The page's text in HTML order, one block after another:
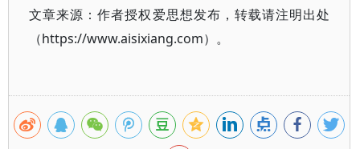
文章来源：作者授权爱思想发布，转载请注明出处
（https://www.aisixiang.com）。